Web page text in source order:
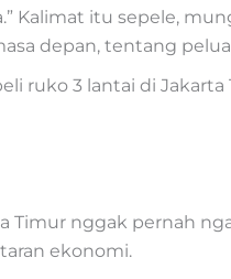
Kalimat itu sepele,
depan, tentang
ruko 3 lantai di
nggak pernah
ekonomi.